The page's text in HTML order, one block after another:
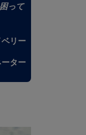
って
リー
ター